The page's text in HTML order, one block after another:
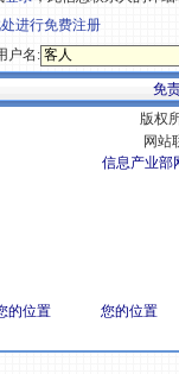
进行免费注册
户名:
免
版权
网站
信息产业部
的位置 您的位置